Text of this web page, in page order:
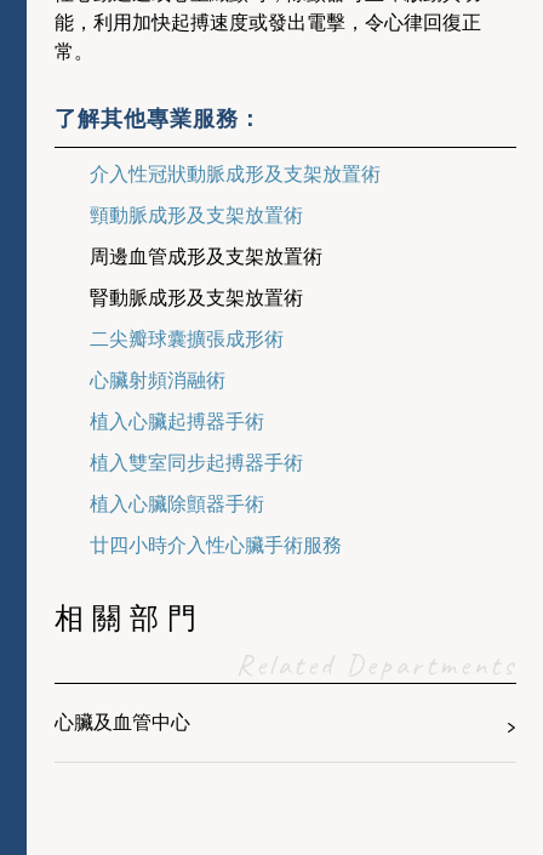
能，利用加快起搏速度或發出電擊，令心律回復正
常。
了解其他專業服務：
介入性冠狀動脈成形及支架放置術
頸動脈成形及支架放置術
周邊血管成形及支架放置術
腎動脈成形及支架放置術
二尖瓣球囊擴張成形術
心臟射頻消融術
植入心臟起搏器手術
植入雙室同步起搏器手術
植入心臟除顫器手術
廿四小時介入性心臟手術服務
相關部門
Related Departments
心臟及血管中心